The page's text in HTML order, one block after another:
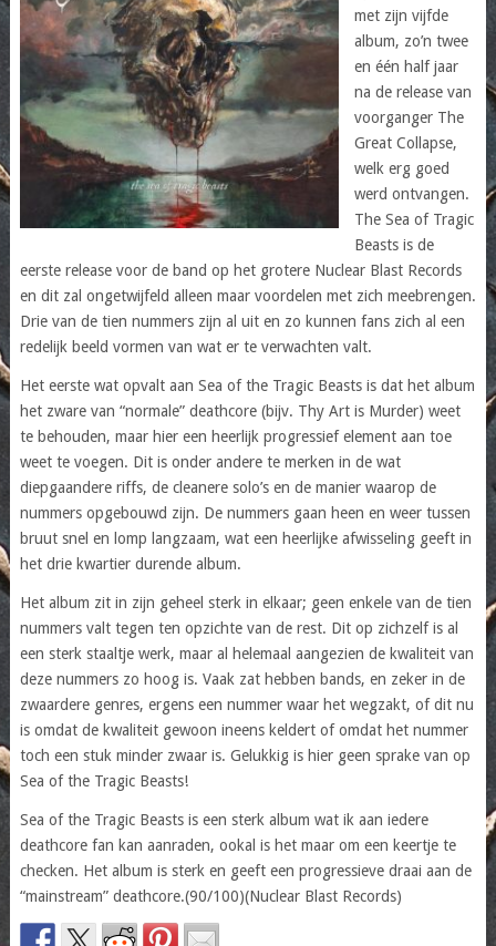
met zijn vijfde
album, zo’n twee
en één half jaar
na de release van
voorganger The
Great Collapse,
welk erg goed
werd ontvangen.
The Sea of Tragic
Beasts is de
eerste release voor de band op het grotere Nuclear Blast Records
en dit zal ongetwijfeld alleen maar voordelen met zich meebrengen.
Drie van de tien nummers zijn al uit en zo kunnen fans zich al een
redelijk beeld vormen van wat er te verwachten valt.
Het eerste wat opvalt aan Sea of the Tragic Beasts is dat het album
het zware van “normale” deathcore (bijv. Thy Art is Murder) weet
te behouden, maar hier een heerlijk progressief element aan toe
weet te voegen. Dit is onder andere te merken in de wat
diepgaandere riffs, de cleanere solo’s en de manier waarop de
nummers opgebouwd zijn. De nummers gaan heen en weer tussen
bruut snel en lomp langzaam, wat een heerlijke afwisseling geeft in
het drie kwartier durende album.
Het album zit in zijn geheel sterk in elkaar; geen enkele van de tien
nummers valt tegen ten opzichte van de rest. Dit op zichzelf is al
een sterk staaltje werk, maar al helemaal aangezien de kwaliteit van
deze nummers zo hoog is. Vaak zat hebben bands, en zeker in de
zwaardere genres, ergens een nummer waar het wegzakt, of dit nu
is omdat de kwaliteit gewoon ineens keldert of omdat het nummer
toch een stuk minder zwaar is. Gelukkig is hier geen sprake van op
Sea of the Tragic Beasts!
Sea of the Tragic Beasts is een sterk album wat ik aan iedere
deathcore fan kan aanraden, ookal is het maar om een keertje te
checken. Het album is sterk en geeft een progressieve draai aan de
“mainstream” deathcore.(90/100)(Nuclear Blast Records)